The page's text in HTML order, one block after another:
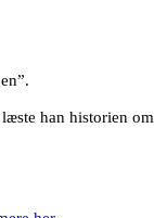
han historien